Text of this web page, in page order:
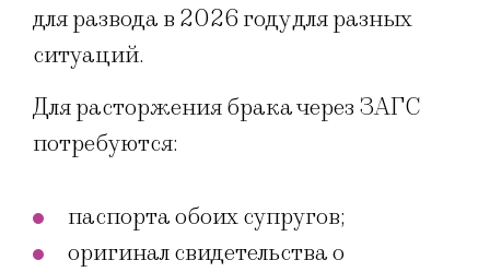
для развода в 2026 году для разных
ситуаций.
Для расторжения брака через ЗАГС
потребуются:
паспорта обоих супругов;
оригинал свидетельства о